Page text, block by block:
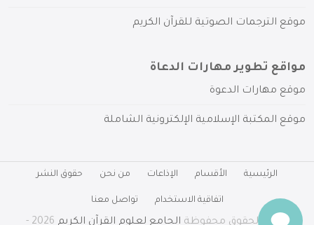
موقع الترجمات الصوتية للقرآن الكريم
مواقع تطوير مهارات الدعاة
موقع مهارات الدعوة
موقع المكتبة الإسلامية الإلكترونية الشاملة
الرئيسية الأقسام الإذاعات من نحن حقوق النشر
اتفاقية الاستخدام تواصل معنا
جميع الحقوق محفوظة الجامع لعلوم القرآن الكريم 2026 -